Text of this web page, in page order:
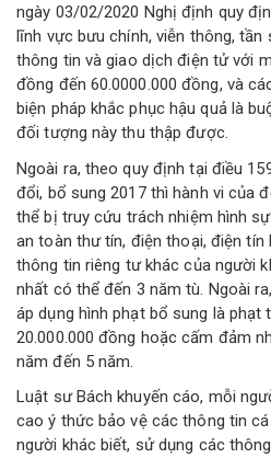
ngày 03/02/2020 Nghị định quy
lĩnh vực bưu chính, viễn thông,
thông tin và giao dịch điện tử với
đồng đến 60.0000.000 đồng, và
biện pháp khắc phục hậu quả là
đối tượng này thu thập được.
Ngoài ra, theo quy định tại điều
đổi, bổ sung 2017 thì hành vi của
thể bị truy cứu trách nhiệm hình
an toàn thư tín, điện thoại, điện
thông tin riêng tư khác của người
nhất có thể đến 3 năm tù. Ngoài
áp dụng hình phạt bổ sung là phạt
20.000.000 đồng hoặc cấm đảm
năm đến 5 năm.
Luật sư Bách khuyến cáo, mỗi
cao ý thức bảo vệ các thông tin
người khác biết, sử dụng các